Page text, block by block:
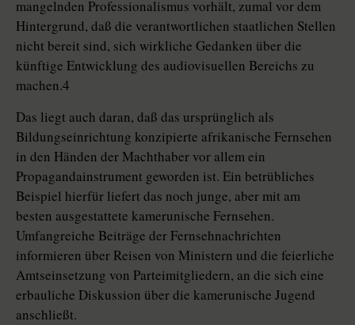
mangelnden Professionalismus vorhält, zumal vor dem
Hintergrund, daß die verantwortlichen staatlichen Stellen
nicht bereit sind, sich wirkliche Gedanken über die
künftige Entwicklung des audiovisuellen Bereichs zu
machen.4
Das liegt auch daran, daß das ursprünglich als
Bildungseinrichtung konzipierte afrikanische Fernsehen
in den Händen der Machthaber vor allem ein
Propagandainstrument geworden ist. Ein betrübliches
Beispiel hierfür liefert das noch junge, aber mit am
besten ausgestattete kamerunische Fernsehen.
Umfangreiche Beiträge der Fernsehnachrichten
informieren über Reisen von Ministern und die feierliche
Amtseinsetzung von Parteimitgliedern, an die sich eine
erbauliche Diskussion über die kamerunische Jugend
anschließt.